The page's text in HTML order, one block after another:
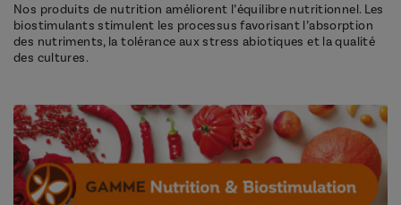
Nos produits de nutrition améliorent l’équilibre nutritionnel. Les
biostimulants stimulent les processus favorisant l’absorption
des nutriments, la tolérance aux stress abiotiques et la qualité
des cultures.